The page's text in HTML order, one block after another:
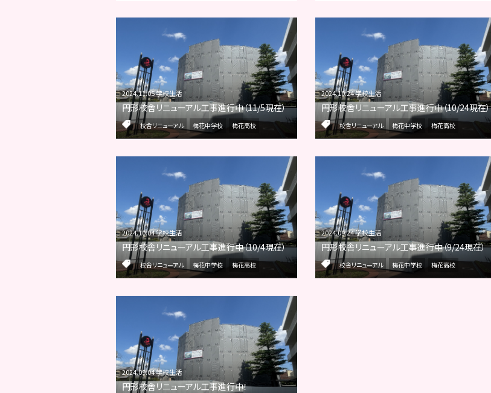
2024.11.05 学校生活
円形校舎リニューアル工事進行中（11/5現在）
校舎リニューアル 梅花中学校 梅花高校
2024.10.24 学校生活
円形校舎リニューアル工事進行中（10/24現在）
校舎リニューアル 梅花中学校 梅花高校
2024.10.04 学校生活
円形校舎リニューアル工事進行中（10/4現在）
校舎リニューアル 梅花中学校 梅花高校
2024.09.24 学校生活
円形校舎リニューアル工事進行中（9/24現在）
校舎リニューアル 梅花中学校 梅花高校
2024.09.04 学校生活
円形校舎リニューアル工事進行中！